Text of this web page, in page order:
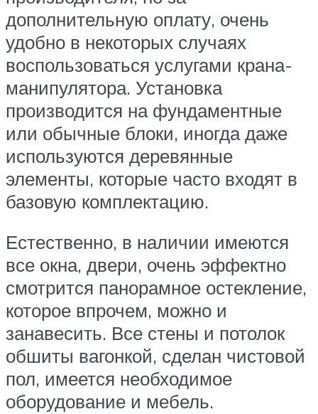
дополнительную оплату, очень
удобно в некоторых случаях
воспользоваться услугами крана-
манипулятора. Установка
производится на фундаментные
или обычные блоки, иногда даже
используются деревянные
элементы, которые часто входят в
базовую комплектацию.
Естественно, в наличии имеются
все окна, двери, очень эффектно
смотрится панорамное остекление,
которое впрочем, можно и
занавесить. Все стены и потолок
обшиты вагонкой, сделан чистовой
пол, имеется необходимое
оборудование и мебель.